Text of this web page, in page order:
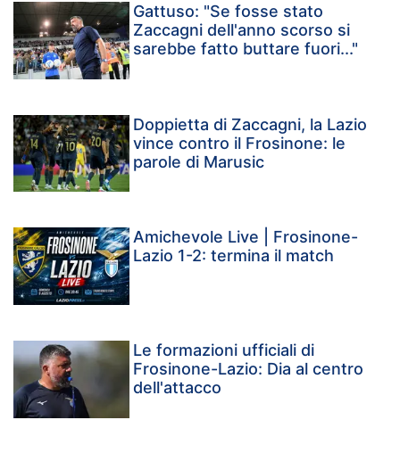
Gattuso: "Se fosse stato
Zaccagni dell'anno scorso si
sarebbe fatto buttare fuori..."
Doppietta di Zaccagni, la Lazio
vince contro il Frosinone: le
parole di Marusic
Amichevole Live | Frosinone-
Lazio 1-2: termina il match
Le formazioni ufficiali di
Frosinone-Lazio: Dia al centro
dell'attacco